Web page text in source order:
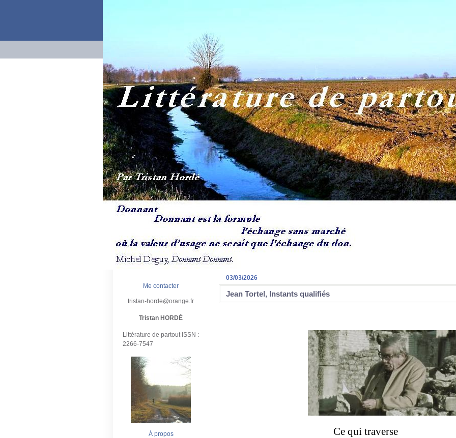
Me contacter
tristan-horde@orange.fr
Tristan HORDÉ
Littérature de partout ISSN :
2266-7547
À propos
03/03/2026
Jean Tortel, Instants qualifiés
Ce qui traverse